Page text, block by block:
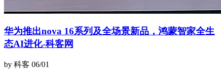
华为推出nova 16系列及全场景新品，鸿蒙智家全生
态AI进化-科客网
by 科客 06/01